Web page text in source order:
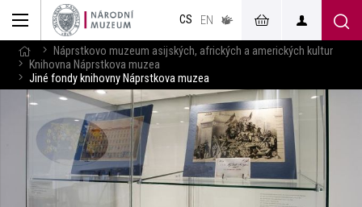
CS EN
v českém
jazyce
Náprstkovo muzeum asijských, afrických a amerických kultur
Knihovna Náprstkova muzea
Jiné fondy knihovny Náprstkova muzea